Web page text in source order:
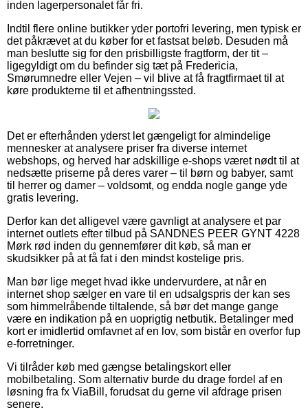
inden lagerpersonalet får fri.
Indtil flere online butikker yder portofri levering, men typisk er
det påkrævet at du køber for et fastsat beløb. Desuden må
man beslutte sig for den prisbilligste fragtform, der tit –
ligegyldigt om du befinder sig tæt på Fredericia,
Smørumnedre eller Vejen – vil blive at få fragtfirmaet til at
køre produkterne til et afhentningssted.
Det er efterhånden yderst let gængeligt for almindelige
mennesker at analysere priser fra diverse internet
webshops, og herved har adskillige e-shops været nødt til at
nedsætte priserne på deres varer – til børn og babyer, samt
til herrer og damer – voldsomt, og endda nogle gange yde
gratis levering.
Derfor kan det alligevel være gavnligt at analysere et par
internet outlets efter tilbud på SANDNES PEER GYNT 4228
Mørk rød inden du gennemfører dit køb, så man er
skudsikker på at få fat i den mindst kostelige pris.
Man bør lige meget hvad ikke undervurdere, at når en
internet shop sælger en vare til en udsalgspris der kan ses
som himmelråbende tiltalende, så bør det mange gange
være en indikation på en uoprigtig netbutik. Betalinger med
kort er imidlertid omfavnet af en lov, som bistår en overfor fup
e-forretninger.
Vi tilråder køb med gængse betalingskort eller
mobilbetaling. Som alternativ burde du drage fordel af en
løsning fra fx ViaBill, forudsat du gerne vil afdrage prisen
senere.